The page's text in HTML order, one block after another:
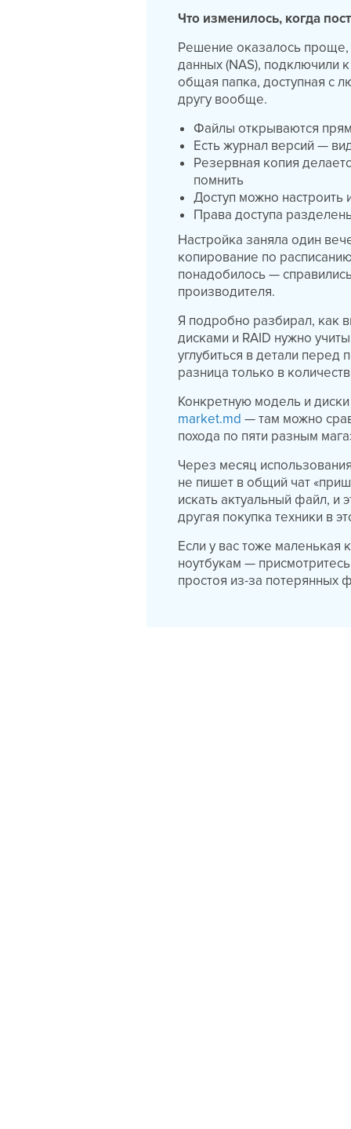
Что изменилось, когда
Решение оказалось проще,
данных (NAS), подключили
общая папка, доступная с
другу вообще.
Файлы открываются
Есть журнал версий —
Резервная копия
помнить
Доступ можно настроить
Права доступа
Настройка заняла один
копирование по
понадобилось —
производителя.
Я подробно разбирал, как
дисками и RAID нужно
углубиться в детали
разница только в
Конкретную модель и
market.md — там можно
похода по пяти разным
Через месяц
не пишет в общий чат
искать актуальный файл,
другая покупка техники в
Если у вас тоже
ноутбукам —
простоя из-за потерянных